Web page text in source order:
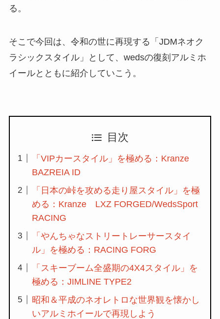
る。
そこで今回は、令和の世に再現する「JDMネオク
ラシックスタイル」として、wedsの復刻アルミホ
イールとともに紹介していこう。
目次
「VIPカースタイル」を極める：Kranze
BAZREIA ID
「日本の峠を攻める走り屋スタイル」を極
める：Kranze LXZ FORGED/WedsSport
RACING
「やんちゃなストリートレーサースタイ
ル」を極める：RACING FORG
「スキーブーム全盛期の4X4スタイル」を
極める：JIMLINE TYPE2
昭和＆平成のネオレトロな世界観を懐かし
いアルミホイールで再現しよう